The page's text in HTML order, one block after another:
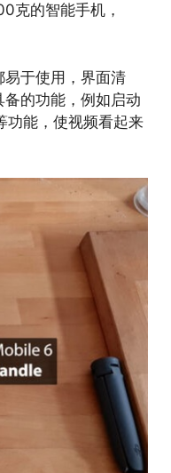
克的智能手机，
于使用，界面清
的功能，例如启动
功能，使视频看起来